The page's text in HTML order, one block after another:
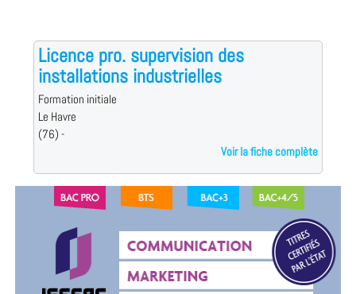
Licence pro. supervision des
installations industrielles
Formation initiale
Le Havre
(76) -
Voir la fiche complète